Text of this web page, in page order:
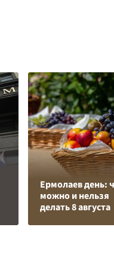
Ермолаев день:
можно и нельзя
делать 8 августа